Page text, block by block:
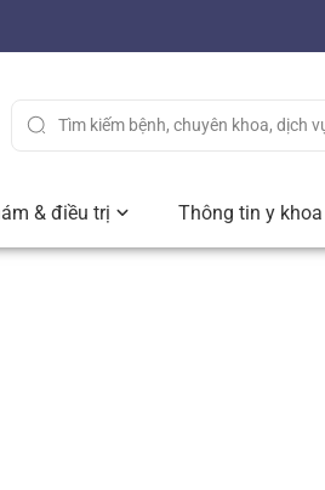
& điều trị Thông tin y khoa